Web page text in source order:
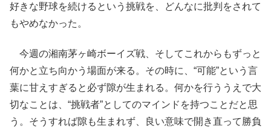
好きな野球を続けるという挑戦を、どんなに批判をされて
もやめなかった。
今週の湘南茅ヶ崎ボーイズ戦、そしてこれからもずっと
何かと立ち向かう場面が来る。その時に、“可能”という言
葉に甘えすぎると必ず隙が生まれる。何かを行ううえで大
切なことは、“挑戦者”としてのマインドを持つことだと思
う。そうすれば隙も生まれず、良い意味で開き直って勝負